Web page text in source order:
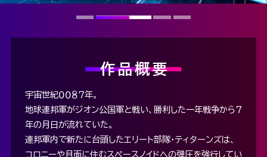
作品概要
宇宙世紀００８７年。
地球連邦軍がジオン公国軍と戦い、勝利した一年戦争から７
年の月日が流れていた。
連邦軍内で新たに台頭したエリート部隊・ティターンズは、
コロニーや月面に住むスペースノイドへの弾圧を強行してい